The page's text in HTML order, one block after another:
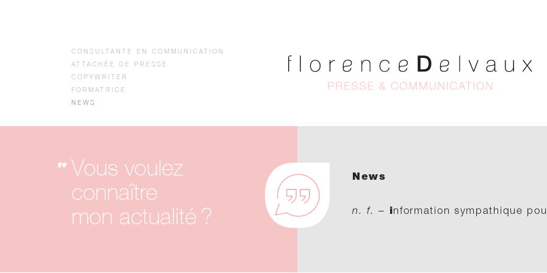
CONSULTANTE EN COMMUNICATION
ATTACHÉE DE PRESSE
COPYWRITER
FORMATRICE
NEWS
Vous voulez
connaître
mon actualité ?
News
n. f. – information sympathique